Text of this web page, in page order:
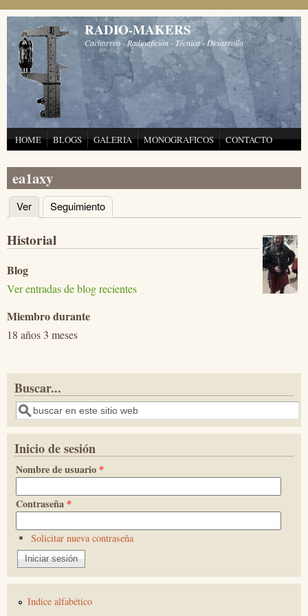
Pasar al contenido principal
RADIO-MAKERS
Cacharreo - Radioafición - Técnica - Desarrollo
HOME BLOGS GALERIA MONOGRAFICOS CONTACTO
ea1axy
Solapas principales
Ver (solapa activa)
Seguimiento
Historial
Blog
Ver entradas de blog recientes
Miembro durante
18 años 3 meses
Buscar...
Buscar
Inicio de sesión
Nombre de usuario *
Contraseña *
Solicitar nueva contraseña
Indice alfabético